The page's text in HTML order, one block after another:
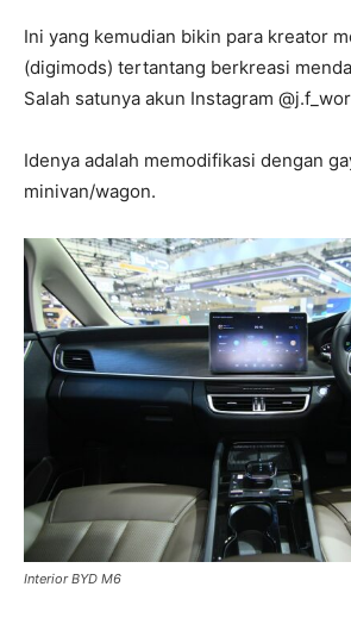
Ini yang kemudian bikin para kreator
(digimods) tertantang berkreasi
Salah satunya akun Instagram
Idenya adalah memodifikasi dengan
minivan/wagon.
Interior BYD M6